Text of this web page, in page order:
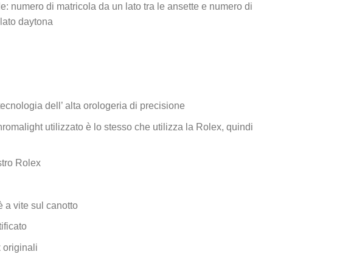
numero di matricola da un lato tra le ansette e numero di
daytona
dell’ alta orologeria di precisione
utilizzato è lo stesso che utilizza la Rolex, quindi
Rolex
a vite sul canotto
originali